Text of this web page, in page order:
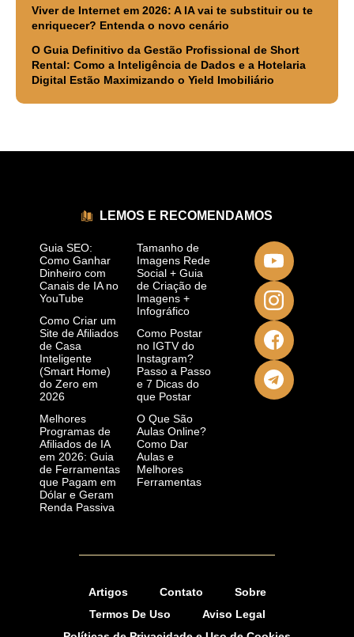
Viver de Internet em 2026: A IA vai te substituir ou te
enriquecer? Entenda o novo cenário
O Guia Definitivo da Gestão Profissional de Short
Rental: Como a Inteligência de Dados e a Hotelaria
Digital Estão Maximizando o Yield Imobiliário
LEMOS E RECOMENDAMOS
Guia SEO:
Como Ganhar
Dinheiro com
Canais de IA no
YouTube
Como Criar um
Site de Afiliados
de Casa
Inteligente
(Smart Home)
do Zero em
2026
Melhores
Programas de
Afiliados de IA
em 2026: Guia
de Ferramentas
que Pagam em
Dólar e Geram
Renda Passiva
Tamanho de
Imagens Rede
Social + Guia
de Criação de
Imagens +
Infográfico
Como Postar
no IGTV do
Instagram?
Passo a Passo
e 7 Dicas do
que Postar
O Que São
Aulas Online?
Como Dar
Aulas e
Melhores
Ferramentas
Artigos Contato
Sobre
Termos De Uso
Aviso Legal